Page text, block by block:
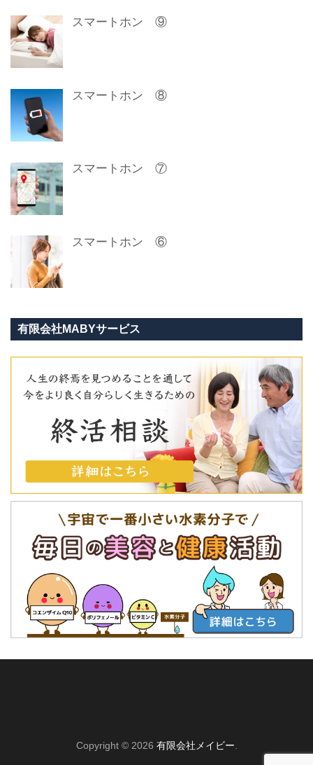
スマートホン ⑨
スマートホン ⑧
スマートホン ⑦
スマートホン ⑥
有限会社MABYサービス
Copyright © 2026 有限会社メイビー